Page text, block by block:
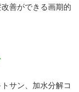
善ができる画期的
サン、加水分解コ